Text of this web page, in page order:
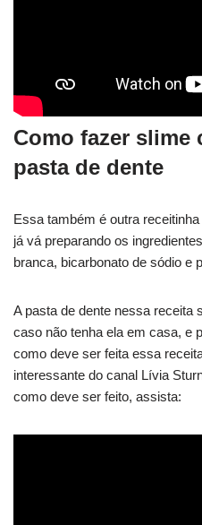
Como fazer slime
pasta de dente
Essa também é outra
já vá preparando os
branca, bicarbonato de sódio e
A pasta de dente nessa receita
caso não tenha ela em casa, e
como deve ser feita essa
interessante do canal Lívia
como deve ser feito, assista: